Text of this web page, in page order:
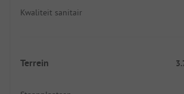
Kwaliteit sanitair
Terrein